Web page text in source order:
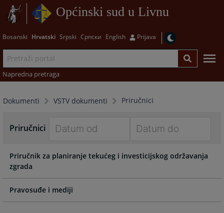
Općinski sud u Livnu
Bosanski Hrvatski Srpski Српски English Prijava
Napredna pretraga
Dokumenti VSTV dokumenti Priručnici
Priručnici
forward
interact
with
the
forward
interact
the
Priručnik za planiranje tekućeg i investicijskog održavanja
zgrada
Pravosuđe i mediji